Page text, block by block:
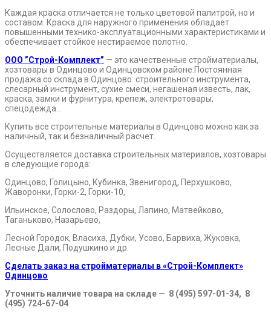
Каждая краска отличается не только цветовой палитрой, но и
составом. Краска для наружного применения обладает
повышенными технико-эксплуатационными характеристиками и
обеспечивает стойкое нестираемое полотно.
ООО ”Строй-Комплект” — это качественные стройматериалы,
хозтовары в Одинцово и Одинцовском районе.Постоянная
продажа со склада в Одинцово: строительного инструмента,
слесарный инструмент, сухие смеси, негашеная известь, лак,
краска, замки и фурнитура, крепеж, электротовары,
спецодежда…
Купить все строительные материалы в Одинцово можно как за
наличный, так и безналичный расчет.
Осуществляется доставка строительных материалов, хозтовары
в следующие города:
Одинцово, Голицыно, Кубинка, Звенигород, Перхушково,
Жаворонки, Горки-2, Горки-10,
Ильинское, Солослово, Раздоры, Лапино, Матвейково,
Таганьково, Назарьево,
Лесной Городок, Власиха, Дубки, Усово, Барвиха, Жуковка,
Лесные Дали, Подушкино и др.
Сделать заказ на стройматериалы в «Строй-Комплект»
Одинцово
Уточнить наличие товара на складе — 8 (495) 597-01-34, 8
(495) 724-67-04